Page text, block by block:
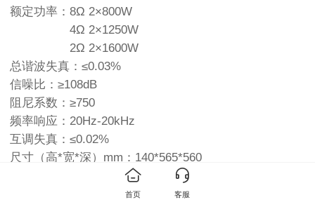
额定功率：8Ω 2×800W
4Ω 2×1250W
2Ω 2×1600W
总谐波失真：≤0.03%
信噪比：≥108dB
阻尼系数：≥750
频率响应：20Hz-20kHz
互调失真：≤0.02%
尺寸（高*宽*深）mm：140*565*560
首页 客服